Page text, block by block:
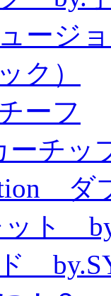
ージ
ク）
ーフ
ーチッ
ダ
ット